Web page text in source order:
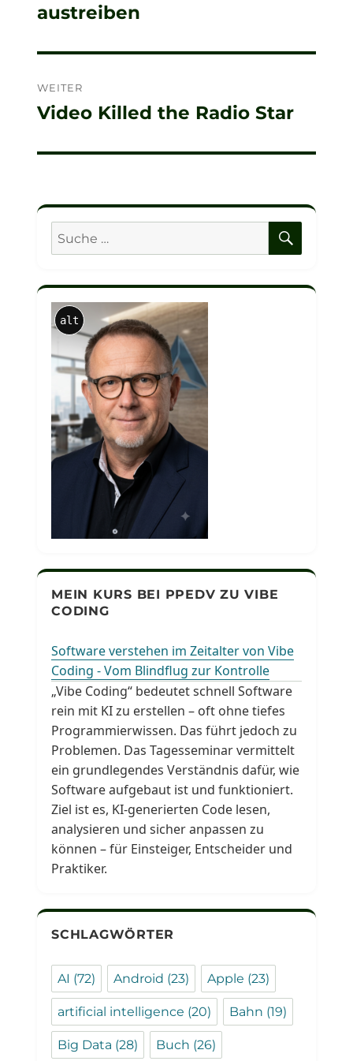
austreiben
WEITER
Nächster
Video Killed the Radio Star
Suche
nach:
alt
MEIN KURS BEI PPEDV ZU VIBE
CODING
Software verstehen im Zeitalter von Vibe
Coding - Vom Blindflug zur Kontrolle
„Vibe Coding“ bedeutet schnell Software
rein mit KI zu erstellen – oft ohne tiefes
Programmierwissen. Das führt jedoch zu
Problemen. Das Tagesseminar vermittelt
ein grundlegendes Verständnis dafür, wie
Software aufgebaut ist und funktioniert.
Ziel ist es, KI-generierten Code lesen,
analysieren und sicher anpassen zu
können – für Einsteiger, Entscheider und
Praktiker.
SCHLAGWÖRTER
AI (72) Android (23) Apple (23)
artificial intelligence (20) Bahn (19)
Big Data (28) Buch (26)